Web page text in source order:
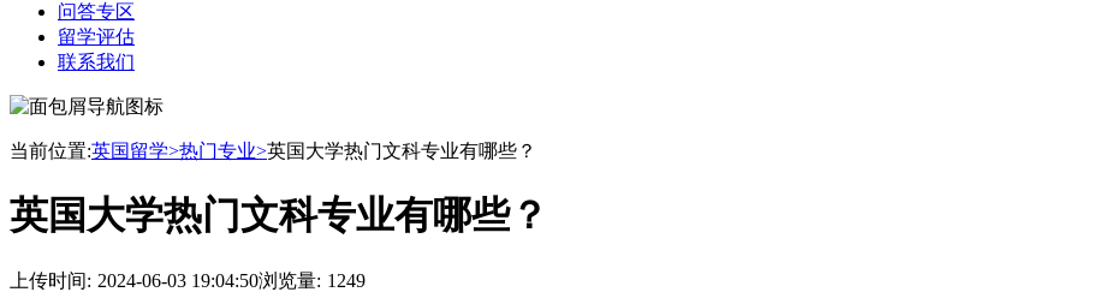
问答专区
留学评估
联系我们
当前位置:英国留学>热门专业>英国大学热门文科专业有哪些？
英国大学热门文科专业有哪些？
上传时间: 2024-06-03 19:04:50浏览量: 1249